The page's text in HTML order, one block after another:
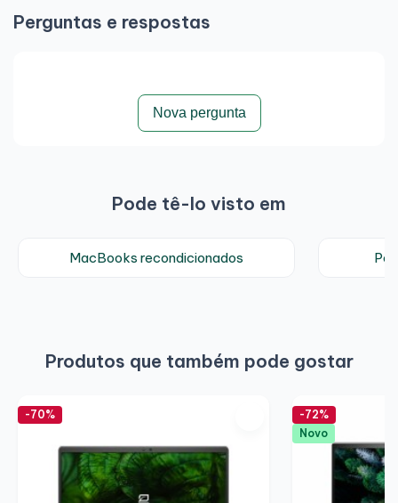
Perguntas e respostas
Nova pergunta
Pode tê-lo visto em
MacBooks recondicionados
Produtos que também pode gostar
-70%
-72%
Novo